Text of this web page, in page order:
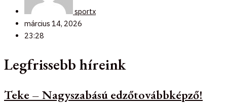
sportx
március 14, 2026
23:28
Legfrissebb híreink
Teke – Nagyszabású edzőtovábbképző!